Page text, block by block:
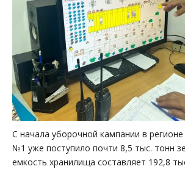
С начала уборочной кампании в
№1 уже поступило почти 8,5 тыс. тонн
емкость хранилища составляет 192,8